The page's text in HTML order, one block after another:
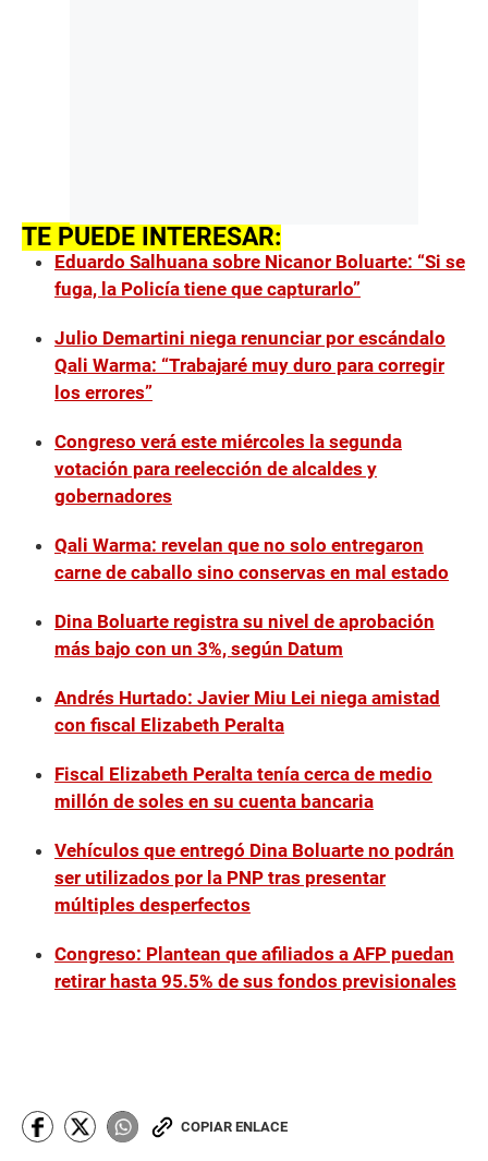
TE PUEDE INTERESAR:
Eduardo Salhuana sobre Nicanor Boluarte: “Si se
fuga, la Policía tiene que capturarlo”
Julio Demartini niega renunciar por escándalo
Qali Warma: “Trabajaré muy duro para corregir
los errores”
Congreso verá este miércoles la segunda
votación para reelección de alcaldes y
gobernadores
Qali Warma: revelan que no solo entregaron
carne de caballo sino conservas en mal estado
Dina Boluarte registra su nivel de aprobación
más bajo con un 3%, según Datum
Andrés Hurtado: Javier Miu Lei niega amistad
con fiscal Elizabeth Peralta
Fiscal Elizabeth Peralta tenía cerca de medio
millón de soles en su cuenta bancaria
Vehículos que entregó Dina Boluarte no podrán
ser utilizados por la PNP tras presentar
múltiples desperfectos
Congreso: Plantean que afiliados a AFP puedan
retirar hasta 95.5% de sus fondos previsionales
COPIAR ENLACE